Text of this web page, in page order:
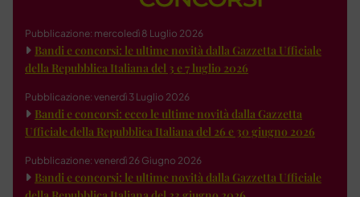
Pubblicazione: mercoledì 8 Luglio 2026
Bandi e concorsi: le ultime novità dalla Gazzetta Ufficiale
della Repubblica Italiana del 3 e 7 luglio 2026
Pubblicazione: venerdì 3 Luglio 2026
Bandi e concorsi: ecco le ultime novità dalla Gazzetta
Ufficiale della Repubblica Italiana del 26 e 30 giugno 2026
Pubblicazione: venerdì 26 Giugno 2026
Bandi e concorsi: le ultime novità dalla Gazzetta Ufficiale